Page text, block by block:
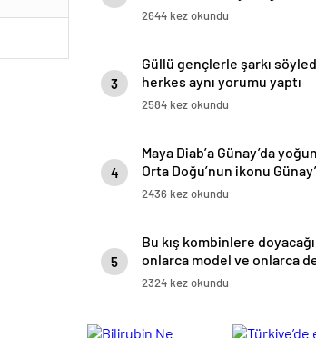
anlaşılır?
2644 kez okundu
3
Güllü gençlerle şarkı
herkes aynı yorumu yaptı
2584 kez okundu
4
Maya Diab’a Günay’da
Orta Doğu’nun ikonu
hayran bıraktı!
2436 kez okundu
5
Bu kış kombinlere
onlarca model ve onlarca
2324 kez okundu